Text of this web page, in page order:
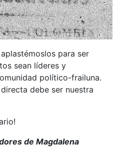
para ser
sean líderes y
político-frailuna.
debe ser nuestra
de Magdalena